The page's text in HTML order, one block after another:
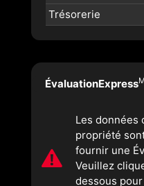
Trésorerie
ÉvaluationExpress
Les données
propriété
fournir une
Veuillez
dessous